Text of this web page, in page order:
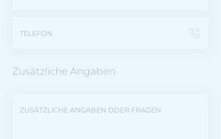
TELEFON
Zusätzliche Angaben
ZUSÄTZLICHE ANGABEN ODER FRAGEN